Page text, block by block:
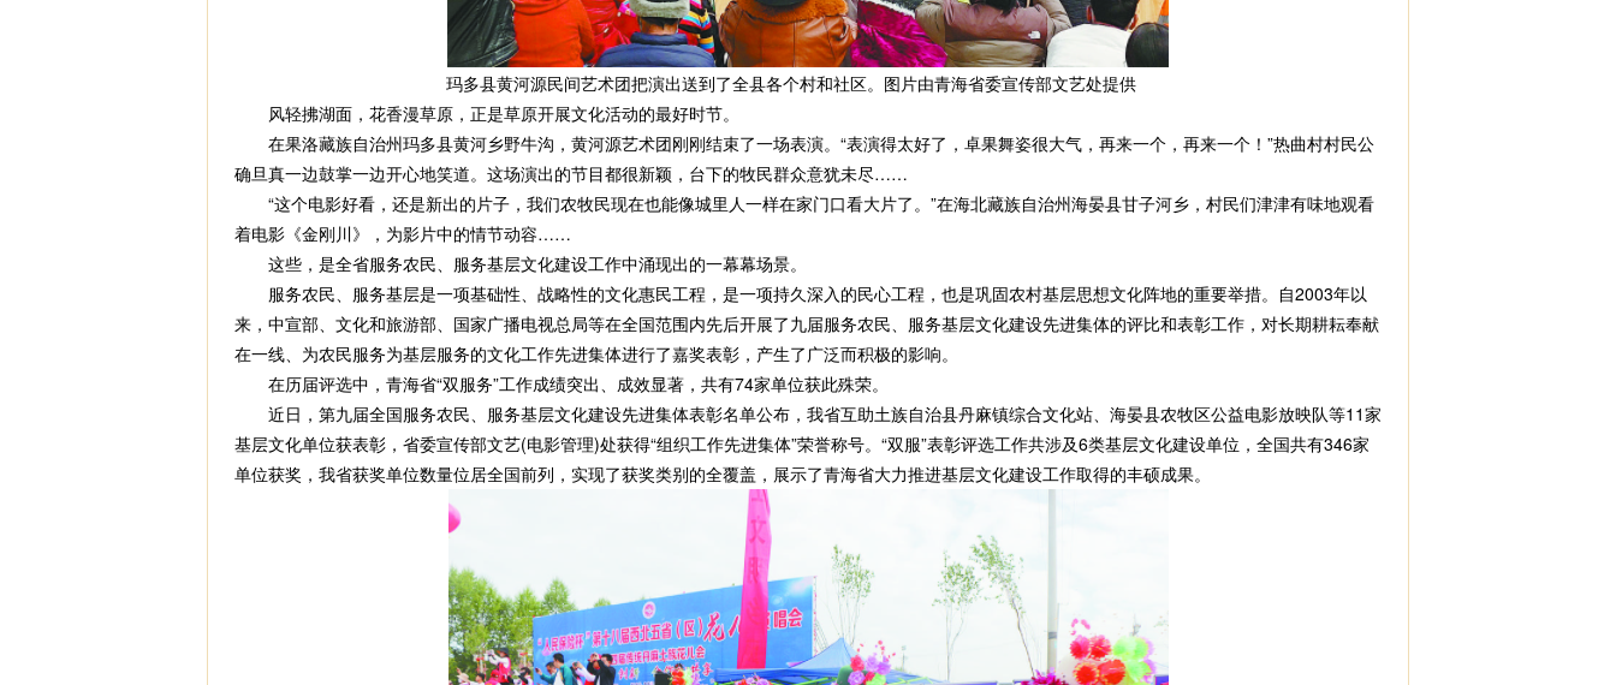
玛多县黄河源民间艺术团把演出送到了全县各个村和社区。图片由青海省委宣传部文艺处提供
风轻拂湖面，花香漫草原，正是草原开展文化活动的最好时节。
在果洛藏族自治州玛多县黄河乡野牛沟，黄河源艺术团刚刚结束了一场表演。“表演得太好了，卓果舞姿很大气，再来一个，再来一个！”热曲村村民公
确旦真一边鼓掌一边开心地笑道。这场演出的节目都很新颖，台下的牧民群众意犹未尽……
“这个电影好看，还是新出的片子，我们农牧民现在也能像城里人一样在家门口看大片了。”在海北藏族自治州海晏县甘子河乡，村民们津津有味地观看
着电影《金刚川》，为影片中的情节动容……
这些，是全省服务农民、服务基层文化建设工作中涌现出的一幕幕场景。
服务农民、服务基层是一项基础性、战略性的文化惠民工程，是一项持久深入的民心工程，也是巩固农村基层思想文化阵地的重要举措。自2003年以
来，中宣部、文化和旅游部、国家广播电视总局等在全国范围内先后开展了九届服务农民、服务基层文化建设先进集体的评比和表彰工作，对长期耕耘奉献
在一线、为农民服务为基层服务的文化工作先进集体进行了嘉奖表彰，产生了广泛而积极的影响。
在历届评选中，青海省“双服务”工作成绩突出、成效显著，共有74家单位获此殊荣。
近日，第九届全国服务农民、服务基层文化建设先进集体表彰名单公布，我省互助土族自治县丹麻镇综合文化站、海晏县农牧区公益电影放映队等11家
基层文化单位获表彰，省委宣传部文艺(电影管理)处获得“组织工作先进集体”荣誉称号。“双服”表彰评选工作共涉及6类基层文化建设单位，全国共有346家
单位获奖，我省获奖单位数量位居全国前列，实现了获奖类别的全覆盖，展示了青海省大力推进基层文化建设工作取得的丰硕成果。